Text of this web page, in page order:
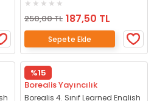
250,00 TL 187,50 TL
Sepete Ekle
%15
Borealis Yayıncılık
Borealis 4. Sınıf Learned English